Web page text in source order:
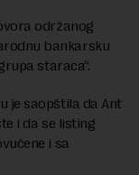
održanog
bankarsku
staraca“.
je saopštila da Ant
i da se listing
i sa